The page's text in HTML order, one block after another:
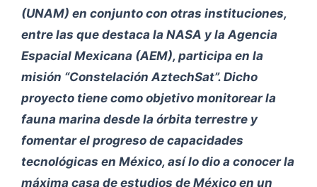
(UNAM) en conjunto con otras instituciones,
entre las que destaca la NASA y la Agencia
Espacial Mexicana (AEM), participa en la
misión “Constelación AztechSat”. Dicho
proyecto tiene como objetivo monitorear la
fauna marina desde la órbita terrestre y
fomentar el progreso de capacidades
tecnológicas en México, así lo dio a conocer la
máxima casa de estudios de México en un